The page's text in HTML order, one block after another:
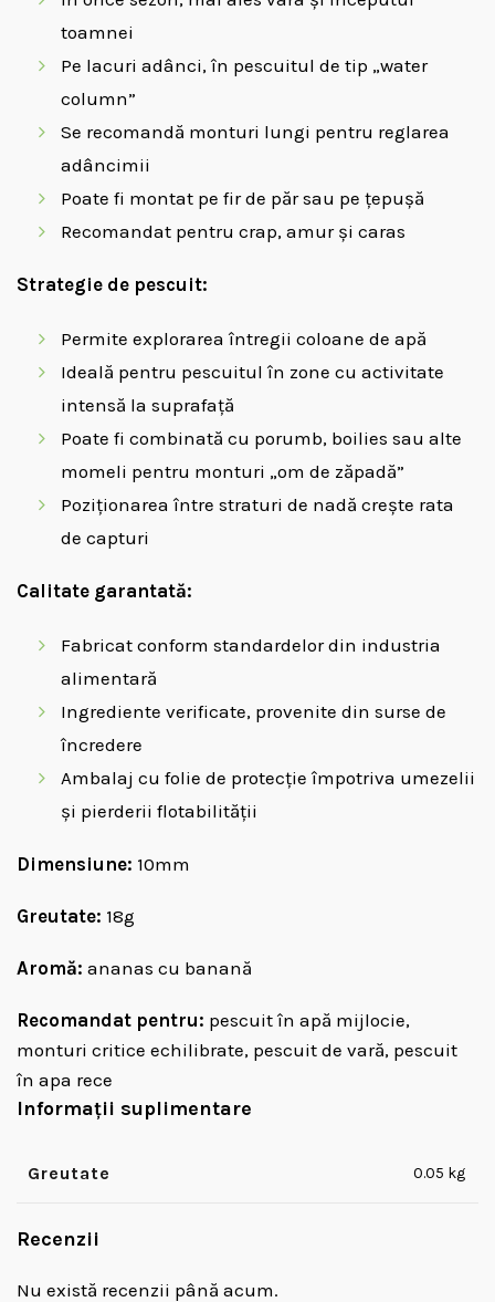
toamnei
Pe lacuri adânci, în pescuitul de tip „water
column”
Se recomandă monturi lungi pentru reglarea
adâncimii
Poate fi montat pe fir de păr sau pe țepușă
Recomandat pentru crap, amur și caras
Strategie de pescuit:
Permite explorarea întregii coloane de apă
Ideală pentru pescuitul în zone cu activitate
intensă la suprafață
Poate fi combinată cu porumb, boilies sau alte
momeli pentru monturi „om de zăpadă”
Poziționarea între straturi de nadă crește rata
de capturi
Calitate garantată:
Fabricat conform standardelor din industria
alimentară
Ingrediente verificate, provenite din surse de
încredere
Ambalaj cu folie de protecție împotriva umezelii
și pierderii flotabilității
Dimensiune: 10mm
Greutate: 18g
Aromă: ananas cu banană
Recomandat pentru: pescuit în apă mijlocie,
monturi critice echilibrate, pescuit de vară, pescuit
în apa rece
Informații suplimentare
Greutate 0.05 kg
Recenzii
Nu există recenzii până acum.